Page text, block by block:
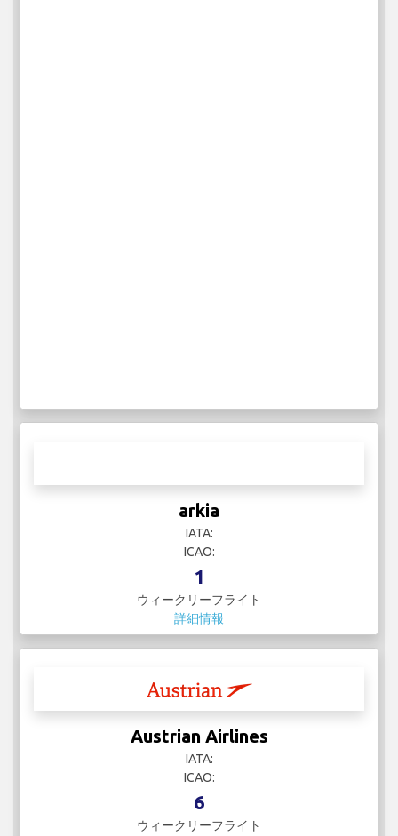
arkia
IATA:
ICAO:
1
ウィークリーフライト
詳細情報
Austrian Airlines
IATA:
ICAO:
6
ウィークリーフライト